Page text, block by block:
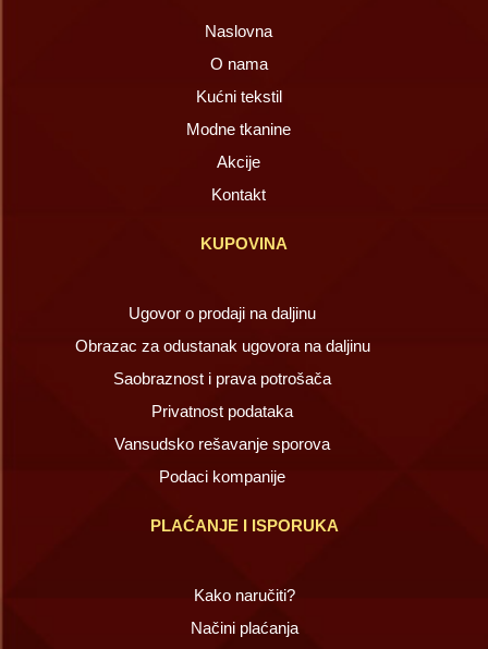
Naslovna
O nama
Kućni tekstil
Modne tkanine
Akcije
Kontakt
KUPOVINA
Ugovor o prodaji na daljinu
Obrazac za odustanak ugovora na daljinu
Saobraznost i prava potrošača
Privatnost podataka
Vansudsko rešavanje sporova
Podaci kompanije
PLAĆANJE I ISPORUKA
Kako naručiti?
Načini plaćanja